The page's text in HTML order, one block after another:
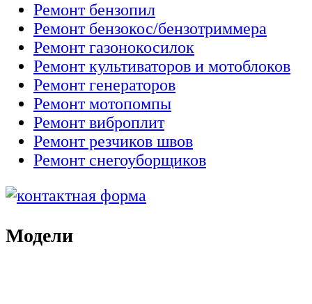
Ремонт бензопил
Ремонт бензокос/бензотриммера
Ремонт газонокосилок
Ремонт культиваторов и мотоблоков
Ремонт генераторов
Ремонт мотопомпы
Ремонт виброплит
Ремонт резчиков швов
Ремонт снегоуборщиков
Модели